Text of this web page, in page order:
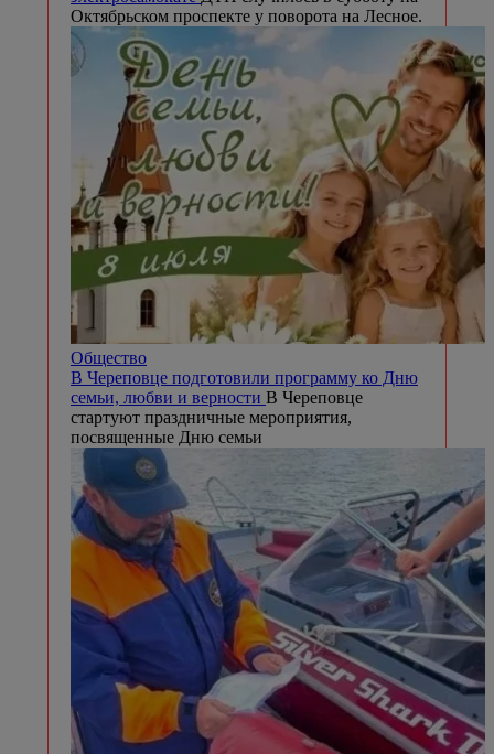
Октябрьском проспекте у поворота на Лесное.
Общество
В Череповце подготовили программу ко Дню
семьи, любви и верности В Череповце
стартуют праздничные мероприятия,
посвященные Дню семьи